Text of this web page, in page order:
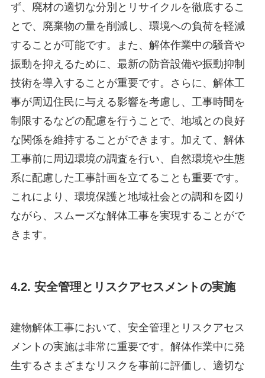
ず、廃材の適切な分別とリサイクルを徹底するこ
とで、廃棄物の量を削減し、環境への負荷を軽減
することが可能です。また、解体作業中の騒音や
振動を抑えるために、最新の防音設備や振動抑制
技術を導入することが重要です。さらに、解体工
事が周辺住民に与える影響を考慮し、工事時間を
制限するなどの配慮を行うことで、地域との良好
な関係を維持することができます。加えて、解体
工事前に周辺環境の調査を行い、自然環境や生態
系に配慮した工事計画を立てることも重要です。
これにより、環境保護と地域社会との調和を図り
ながら、スムーズな解体工事を実現することがで
きます。
4.2. 安全管理とリスクアセスメントの実施
建物解体工事において、安全管理とリスクアセス
メントの実施は非常に重要です。解体作業中に発
生するさまざまなリスクを事前に評価し、適切な